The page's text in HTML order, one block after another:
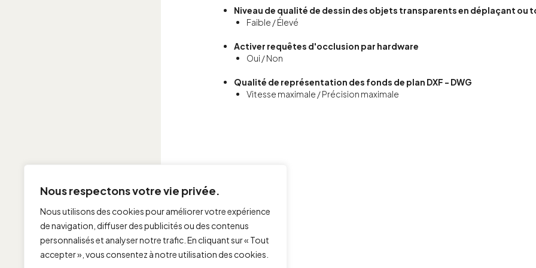
Nous respectons votre vie privée.
Nous utilisons des cookies pour améliorer votre expérience
de navigation, diffuser des publicités ou des contenus
personnalisés et analyser notre trafic. En cliquant sur « Tout
accepter », vous consentez à notre utilisation des cookies.
Niveau de qualité de dessin des objets transparents en déplaçant ou
Faible / Élevé
Activer requêtes d'occlusion par hardware
Oui / Non
Qualité de représentation des fonds de plan DXF - DWG
Vitesse maximale / Précision maximale